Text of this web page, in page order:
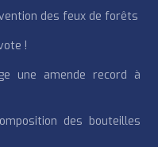
des feux de forêts
!
une amende record à
des bouteilles